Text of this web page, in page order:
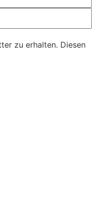
zu erhalten. Diesen